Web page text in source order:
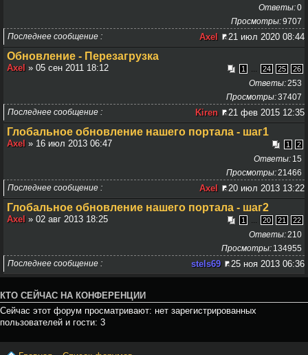
0
Ответы
9707
Просмотры
Последнее сообщение
Axel 21 июл 2020 08:44
Обновление - Перезагрузка
1 ... 24 25 26
Axel » 05 сен 2011 18:12
253
Ответы
37407
Просмотры
Последнее сообщение
Kiren 21 фев 2015 12:35
Глобальное обновление нашего портала - шаг1
1 2
Axel » 16 июл 2013 06:47
15
Ответы
21466
Просмотры
Последнее сообщение
Axel 20 июл 2013 13:22
Глобальное обновление нашего портала - шаг2
1 ... 20 21 22
Axel » 02 авг 2013 18:25
210
Ответы
134955
Просмотры
Последнее сообщение
stels69 25 ноя 2013 06:36
КТО СЕЙЧАС НА КОНФЕРЕНЦИИ
Сейчас этот форум просматривают: нет зарегистрированных
пользователей и гости: 3